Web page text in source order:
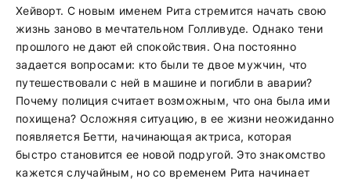
Хейворт. С новым именем Рита стремится начать свою
жизнь заново в мечтательном Голливуде. Однако тени
прошлого не дают ей спокойствия. Она постоянно
задается вопросами: кто были те двое мужчин, что
путешествовали с ней в машине и погибли в аварии?
Почему полиция считает возможным, что она была ими
похищена? Осложняя ситуацию, в ее жизни неожиданно
появляется Бетти, начинающая актриса, которая
быстро становится ее новой подругой. Это знакомство
кажется случайным, но со временем Рита начинает